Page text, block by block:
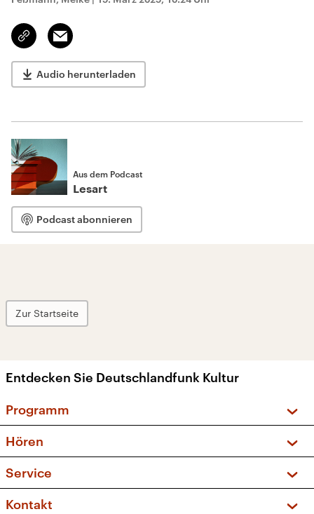
Link
kopieren/teilen
Email
Audio herunterladen
Aus dem Podcast
Lesart
Podcast abonnieren
Zur Startseite
Entdecken Sie Deutschlandfunk Kultur
Programm
Sendungen und Podcasts
Musikliste
Kakadu – Das Kinderprogramm
Hören
Frequenzen (UKW + DAB+)
Service
FAQ
Kontakt